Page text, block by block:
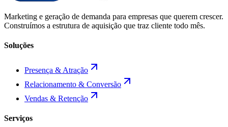
Marketing e geração de demanda para empresas que querem crescer.
Construímos a estrutura de aquisição que traz cliente todo mês.
Soluções
Presença & Atração
Relacionamento & Conversão
Vendas & Retenção
Serviços